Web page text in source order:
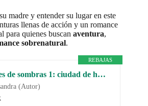
madre y entender su lugar en este
llenas de acción y un romance
para quienes buscan aventura,
sobrenatural.
REBAJAS
Cazadores de sombras 1: ciudad de hueso
(Autor)